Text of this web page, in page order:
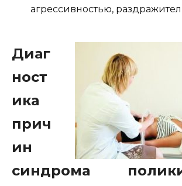
агрессивностью,
Диаг
ност
ика
прич
ин
синдрома